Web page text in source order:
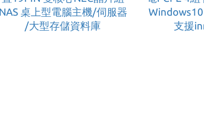
最多提供 7個
USB3.0 雙核心晶片